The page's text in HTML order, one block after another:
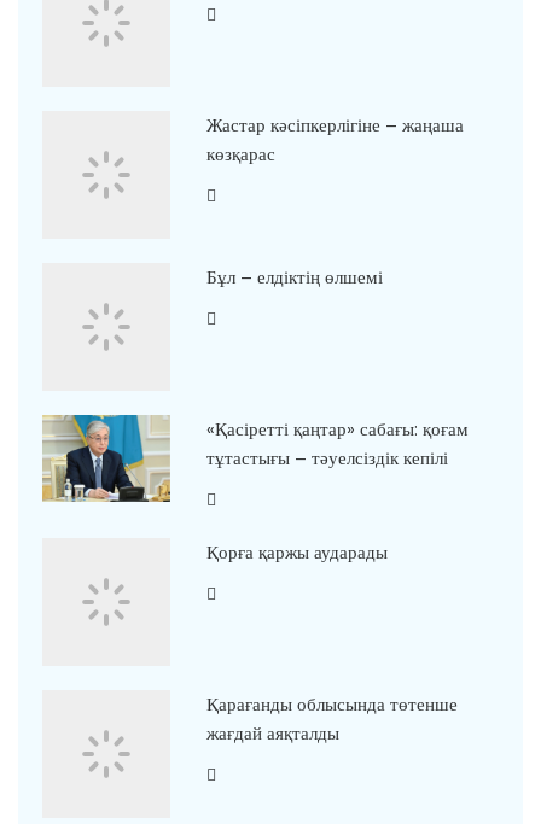
Жастар кәсіпкерлігіне – жаңаша
көзқарас
Бұл – елдіктің өлшемі
«Қасіретті қаңтар» сабағы: қоғам
тұтастығы – тәуелсіздік кепілі
Қорға қаржы аударады
Қарағанды облысында төтенше
жағдай аяқталды